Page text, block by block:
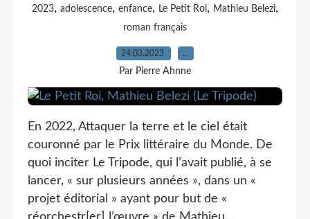
2023, adolescence, enfance, Le Petit Roi, Mathieu Belezi,
roman français
24.03.2023 …
Par Pierre Ahnne
En 2022, Attaquer la terre et le ciel était
couronné par le Prix littéraire du Monde. De
quoi inciter Le Tripode, qui l’avait publié, à se
lancer, « sur plusieurs années », dans un «
projet éditorial » ayant pour but de «